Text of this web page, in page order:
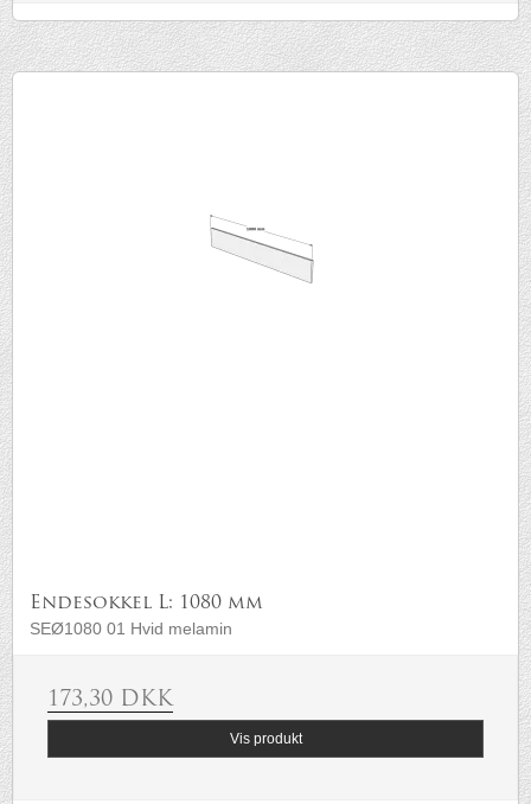
Endesokkel L: 1080 mm
SEØ1080 01 Hvid melamin
173,30 DKK
Vis produkt